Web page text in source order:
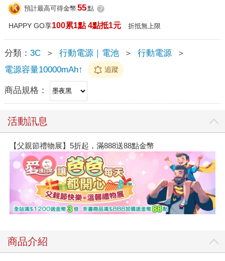
預計最高可得金幣 55點 ?
HAPPY GO享100累1點 4點抵1元 折抵無上限
分類： 3C ＞ 行動電源｜電池 ＞ 行動電源
＞
電源容量10000mAh↑
追蹤
商品規格：
活動訊息
【父親節禮物展】5折起，滿888送88點金幣
商品介紹